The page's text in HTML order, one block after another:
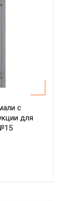
с
для